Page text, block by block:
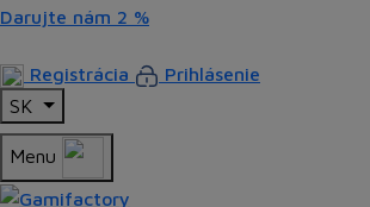
Darujte nám 2 %
Registrácia
Prihlásenie
SK
Menu